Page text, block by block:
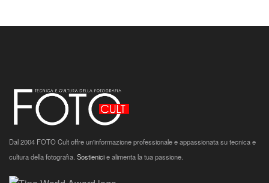
Dal 2004 FOTO Cult offre un'informazione professionale e appassionata su tecnica e
cultura della fotografia. Sostienicie alimenta la tua passione.